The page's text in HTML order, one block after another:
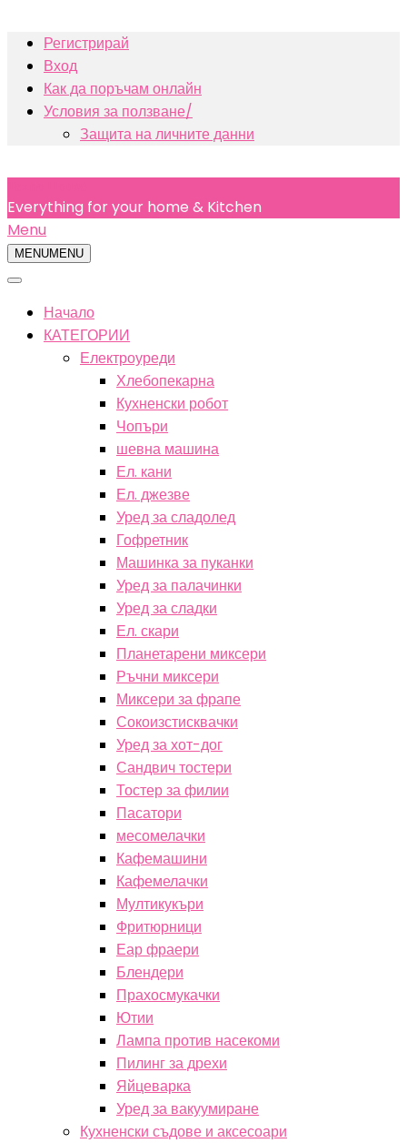
Skip
content
Регистрирай
Вход
Как да поръчам онлайн
Условия за ползване/
Защита на личните данни
Everything for your home & Kitchen
Primary
Navigation
Menu
Menu
MENUMENU
Начало
КАТЕГОРИИ
Електроуреди
Хлебопекарна
Кухненски робот
Чопъри
шевна машина
Ел. кани
Ел. джезве
Уред за сладолед
Гофретник
Машинка за пуканки
Уред за палачинки
Уред за сладки
Ел. скари
Планетарени миксери
Ръчни миксери
Миксери за фрапе
Сокоизстисквачки
Уред за хот-дог
Сандвич тостери
Тостер за филии
Пасатори
месомелачки
Кафемашини
Кафемелачки
Мултикукъри
Фритюрници
Еар фраери
Блендери
Прахосмукачки
Ютии
Лампа против насекоми
Пилинг за дрехи
Яйцеварка
Уред за вакуумиране
Кухненски съдове и аксесоари